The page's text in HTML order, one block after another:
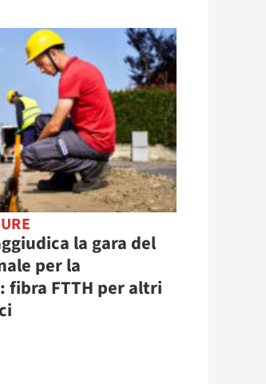
la gara del
per la
fibra FTTH per altri